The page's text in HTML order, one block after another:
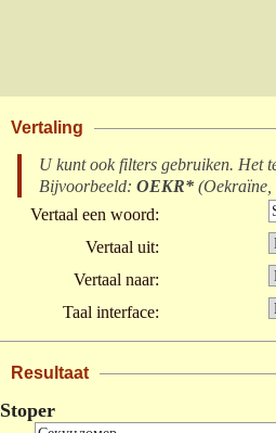
Vertaling
U kunt ook filters gebruiken. Het
Bijvoorbeeld: OEKR* (Oekraïne,
Vertaal een woord:
Vertaal uit:
Vertaal naar:
Taal interface:
Resultaat
Stoper